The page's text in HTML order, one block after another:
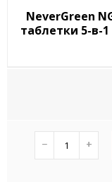
NeverGreen
таблетки 5-в-
− +